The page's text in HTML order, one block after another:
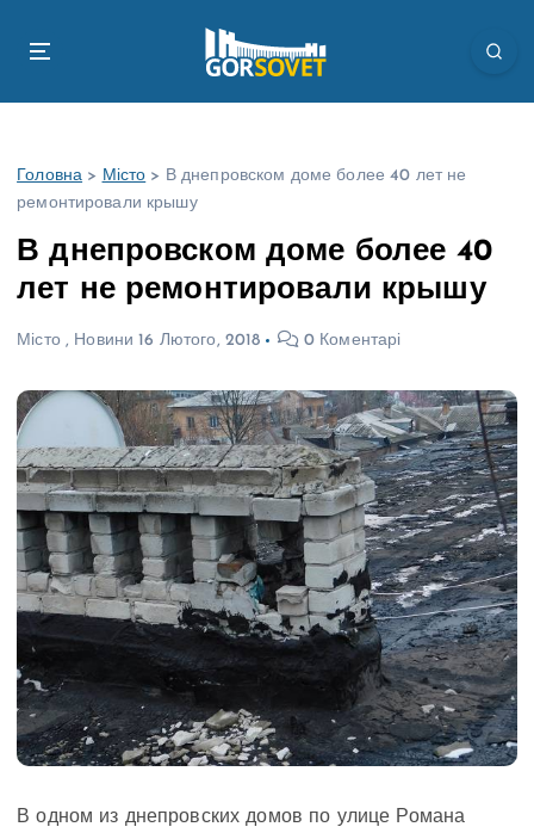
Головна > Місто > В днепровском доме более 40 лет не
ремонтировали крышу
В днепровском доме более 40
лет не ремонтировали крышу
Місто, Новини 16 Лютого, 2018 0 Коментарі
В одном из днепровских домов по улице Романа